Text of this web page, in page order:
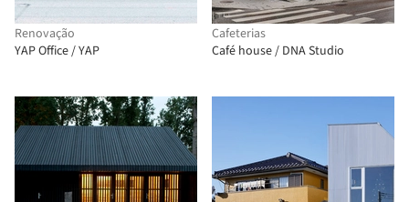
Renovação
YAP Office / YAP
Cafeterias
Café house / DNA Studio